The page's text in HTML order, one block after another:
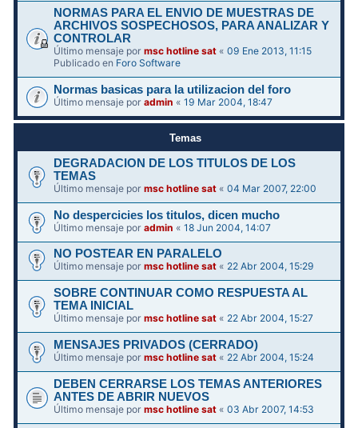
NORMAS PARA EL ENVIO DE MUESTRAS DE
ARCHIVOS SOSPECHOSOS, PARA ANALIZAR Y
CONTROLAR
Último mensaje pormsc hotline sat «09 Ene 2013, 11:15
Publicado en Foro Software
Normas basicas para la utilizacion del foro
Último mensaje poradmin «19 Mar 2004, 18:47
Temas
DEGRADACION DE LOS TITULOS DE LOS
TEMAS
Último mensaje pormsc hotline sat «04 Mar 2007, 22:00
No despercicies los titulos, dicen mucho
Último mensaje poradmin «18 Jun 2004, 14:07
NO POSTEAR EN PARALELO
Último mensaje pormsc hotline sat « 22 Abr 2004, 15:29
SOBRE CONTINUAR COMO RESPUESTA AL
TEMA INICIAL
Último mensaje pormsc hotline sat « 22 Abr 2004, 15:27
MENSAJES PRIVADOS (CERRADO)
Último mensaje pormsc hotline sat « 22 Abr 2004, 15:24
DEBEN CERRARSE LOS TEMAS ANTERIORES
ANTES DE ABRIR NUEVOS
Último mensaje pormsc hotline sat «03 Abr 2007, 14:53